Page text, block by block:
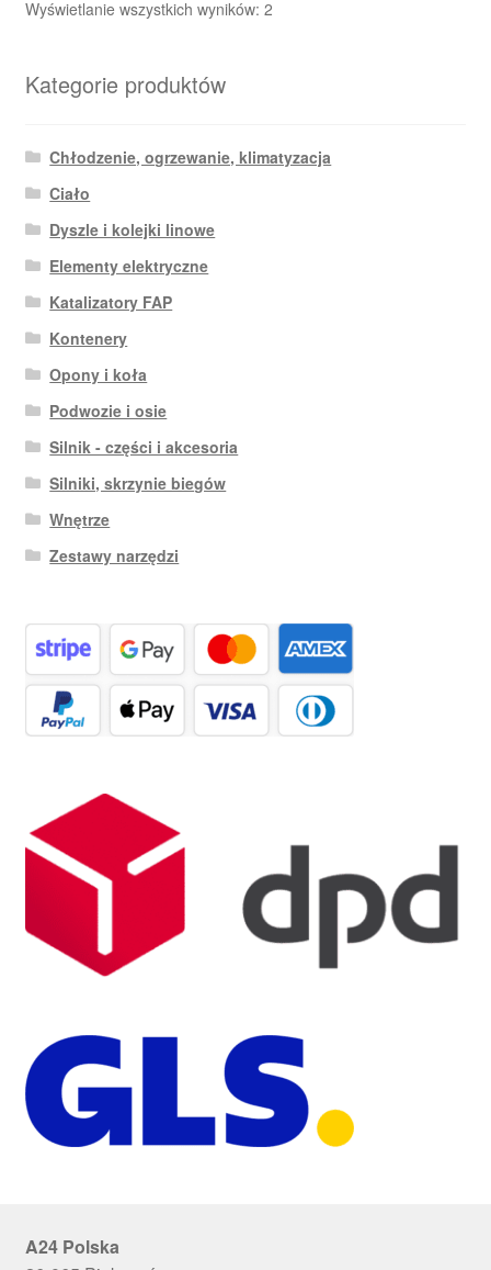
Wyświetlanie wszystkich wyników: 2Posortowane
Kategorie produktów
Chłodzenie, ogrzewanie, klimatyzacja
Ciało
Dyszle i kolejki linowe
Elementy elektryczne
Katalizatory FAP
Kontenery
Opony i koła
Podwozie i osie
Silnik - części i akcesoria
Silniki, skrzynie biegów
Wnętrze
Zestawy narzędzi
A24 Polska